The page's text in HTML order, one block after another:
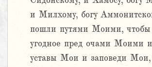
и Милхому, богу
пошли путями Моими, чтобы
угодное пред очами Моими и
уставы Мои и заповеди Мои,